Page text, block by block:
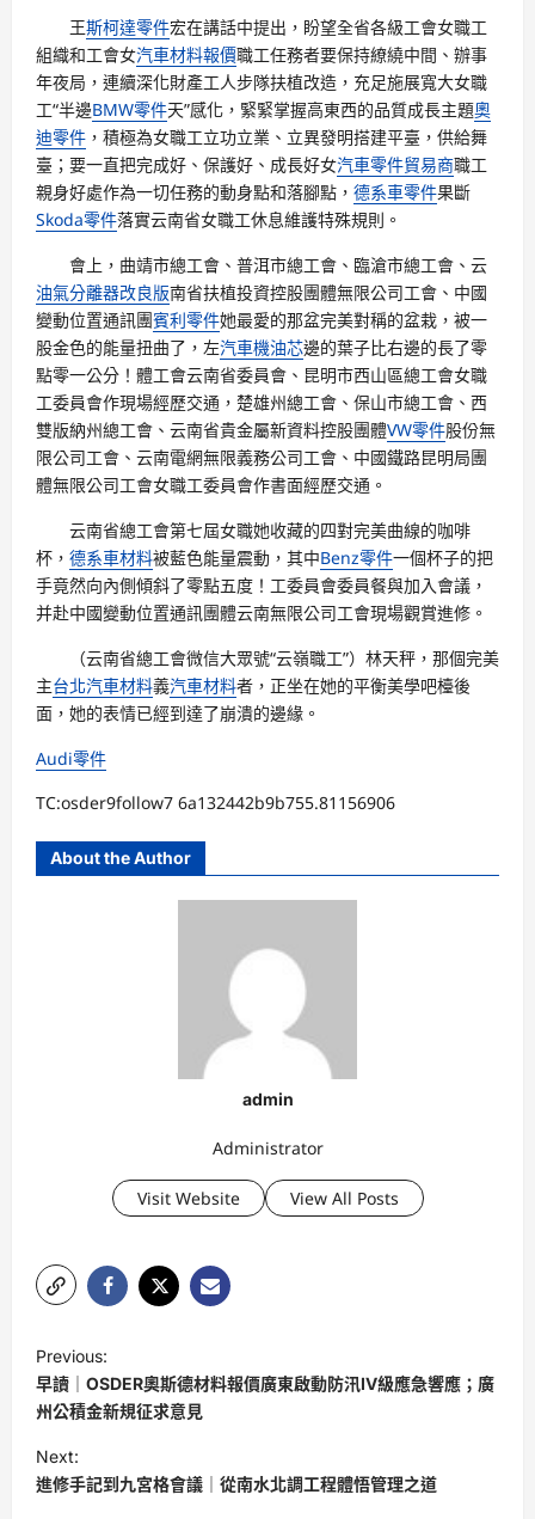
王斯柯達零件宏在講話中提出， 盼望全省各級工會女職工
組織和工會女汽車材料報價職工任務者要保持繚繞中間、辦事
年夜局，連續深化財產工人步隊扶植改造，充足施展寬大女職
工“半邊BMW零件天”感化，緊緊掌握高東西的品質成長主題奧
迪零件 ，積極為女職工立功立業、立異發明搭建平臺，供給舞
臺；要一直把完成好、保護好、成長好女汽車零件貿易商職工
親身好處作為一切任務的動身點和落腳點， 德系車零件果斷
Skoda零件落實云南省女職工休息維護特殊規則。
會上，曲靖市總工會、普洱市總工會、臨滄市總工會、云
油氣分離器改良版南省扶植投資控股團體無限公司工會、中國
變動位置通訊團賓利零件她最愛的那盆完美對稱的盆栽，被一
股金色的能量扭曲了，左汽車機油芯邊的葉子比右邊的長了零
點零一公分！體工會云南省委員會、昆明市西山區總工會女職
工委員會作現場經歷交通，楚雄州總工會、保山市總工會、西
雙版納州總工會、云南省貴金屬新資料控股團體VW零件股份無
限公司工會、云南電網無限義務公司工會、中國鐵路昆明局團
體無限公司工會女職工委員會作書面經歷交通。
云南省總工會第七屆女職她收藏的四對完美曲線的咖啡
杯， 德系車材料被藍色能量震動，其中Benz零件一個杯子的把
手竟然向內側傾斜了零點五度！工委員會委員餐與加入會議，
并赴中國變動位置通訊團體云南無限公司工會現場觀賞進修。
（云南省總工會微信大眾號“云嶺職工”）林天秤，那個完美
主台北汽車材料義汽車材料者，正坐在她的平衡美學吧檯後
面，她的表情已經到達了崩潰的邊緣。
Audi零件
TC:osder9follow7 6a132442b9b755.81156906
About the Author
admin
Administrator
Visit Website View All Posts
o
s
t
n
Previous:
早讀｜OSDER奧斯德材料報價廣東啟動防汛Ⅳ級應急響應；廣
州公積金新規征求意見
Next:
進修手記到九宮格會議｜從南水北調工程體悟管理之道